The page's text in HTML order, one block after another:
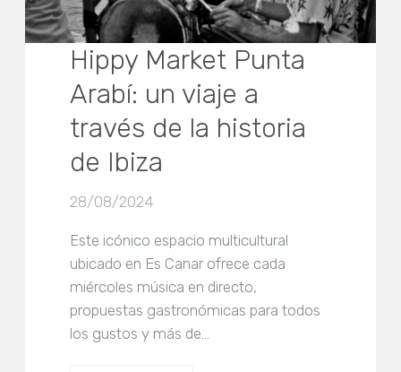
Hippy Market Punta
Arabí: un viaje a
través de la historia
de Ibiza
28/08/2024
Este icónico espacio multicultural
ubicado en Es Canar ofrece cada
miércoles música en directo,
propuestas gastronómicas para todos
los gustos y más de…